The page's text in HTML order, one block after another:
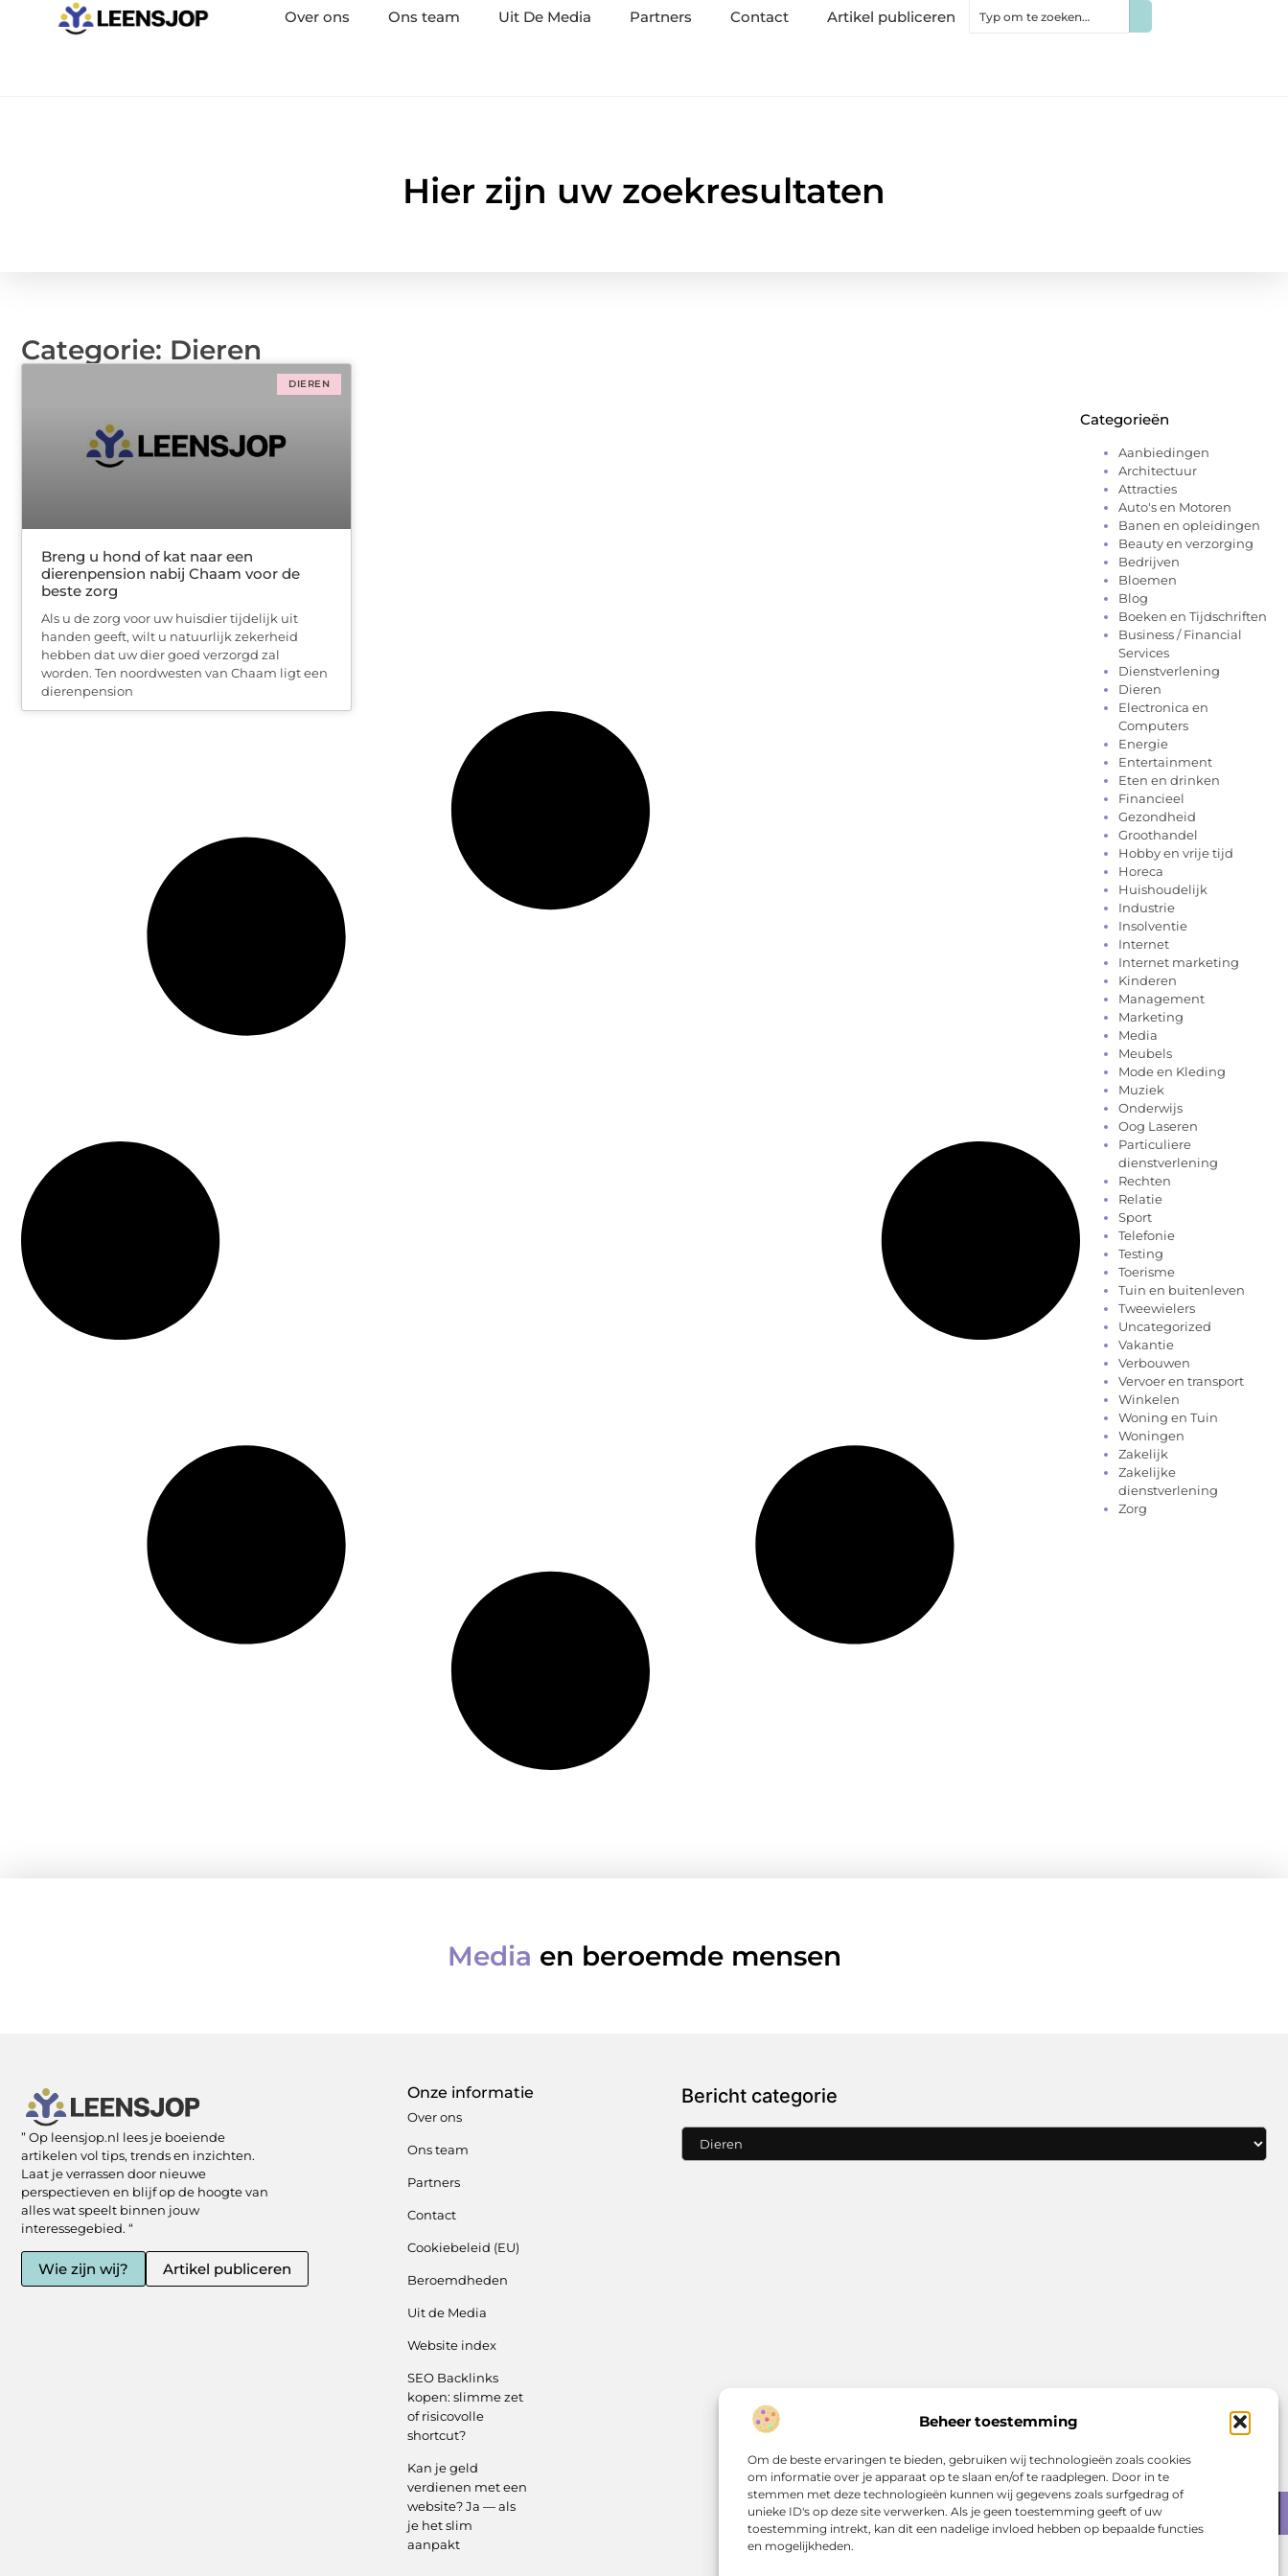
Beheer toestemming
Om de beste ervaringen te bieden, gebruiken wij technologieën zoals cookies
om informatie over je apparaat op te slaan en/of te raadplegen. Door in te
stemmen met deze technologieën kunnen wij gegevens zoals surfgedrag of
unieke ID's op deze site verwerken. Als je geen toestemming geeft of uw
toestemming intrekt, kan dit een nadelige invloed hebben op bepaalde functies
en mogelijkheden.
Ga Naar Boven
Over ons Ons team Uit De Media Partners Contact Artikel publiceren
Hier zijn uw zoekresultaten
Categorie: Dieren
DIEREN
Breng u hond of kat naar een
dierenpension nabij Chaam voor de
beste zorg
Als u de zorg voor uw huisdier tijdelijk uit
handen geeft, wilt u natuurlijk zekerheid
hebben dat uw dier goed verzorgd zal
worden. Ten noordwesten van Chaam ligt een
dierenpension
Categorieën
Aanbiedingen
Architectuur
Attracties
Auto's en Motoren
Banen en opleidingen
Beauty en verzorging
Bedrijven
Bloemen
Blog
Boeken en Tijdschriften
Business / Financial
Services
Dienstverlening
Dieren
Electronica en
Computers
Energie
Entertainment
Eten en drinken
Financieel
Gezondheid
Groothandel
Hobby en vrije tijd
Horeca
Huishoudelijk
Industrie
Insolventie
Internet
Internet marketing
Kinderen
Management
Marketing
Media
Meubels
Mode en Kleding
Muziek
Onderwijs
Oog Laseren
Particuliere
dienstverlening
Rechten
Relatie
Sport
Telefonie
Testing
Toerisme
Tuin en buitenleven
Tweewielers
Uncategorized
Vakantie
Verbouwen
Vervoer en transport
Winkelen
Woning en Tuin
Woningen
Zakelijk
Zakelijke
dienstverlening
Zorg
Media en beroemde mensen
” Op leensjop.nl lees je boeiende
artikelen vol tips, trends en inzichten.
Laat je verrassen door nieuwe
perspectieven en blijf op de hoogte van
alles wat speelt binnen jouw
interessegebied. “
Wie zijn wij? Artikel publiceren
Onze informatie
Over ons
Ons team
Partners
Contact
Cookiebeleid (EU)
Beroemdheden
Uit de Media
Website index
SEO Backlinks
kopen: slimme zet
of risicovolle
shortcut?
Kan je geld
verdienen met een
website? Ja — als
je het slim
aanpakt
Bericht categorie